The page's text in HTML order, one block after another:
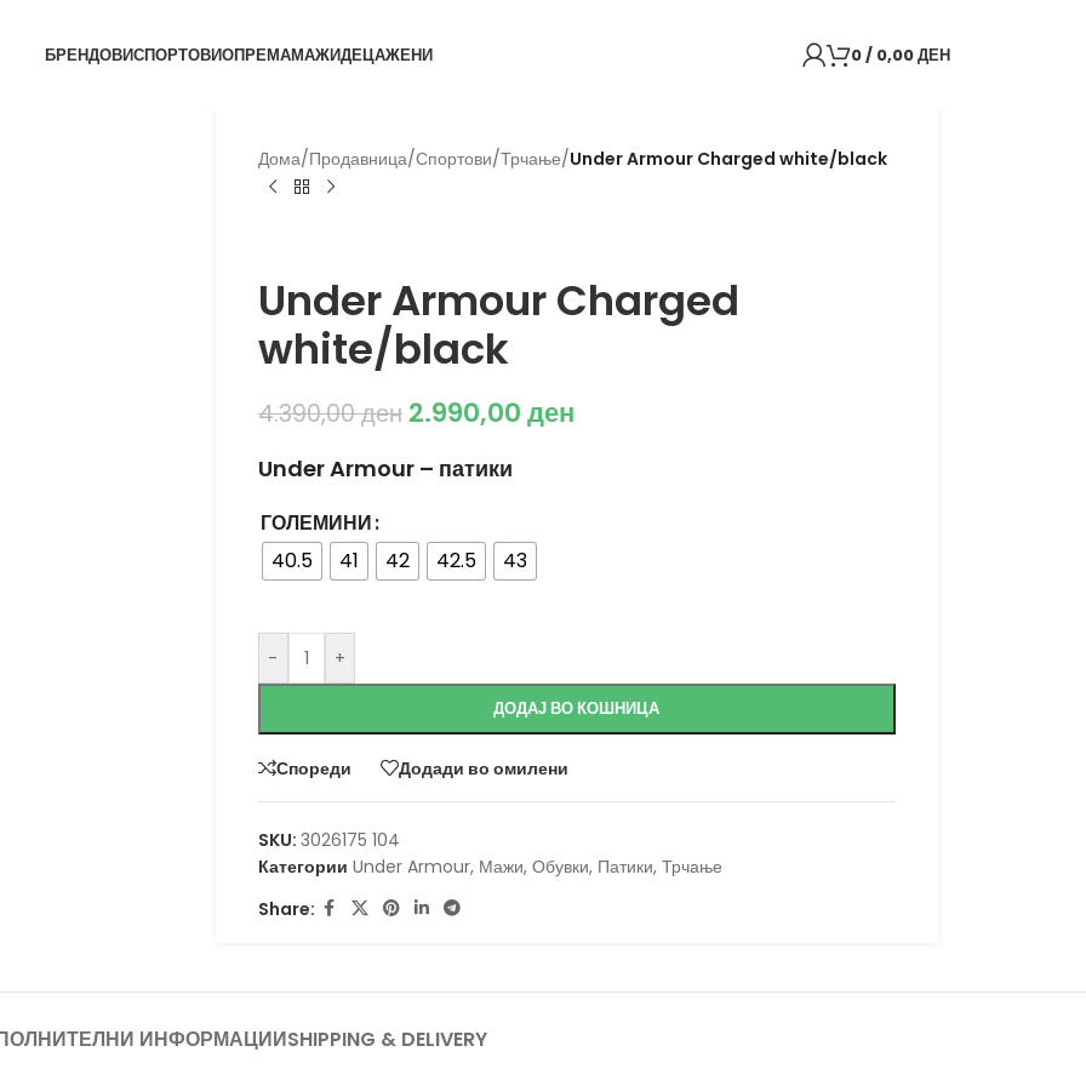
БРЕНДОВИСПОРТОВИОПРЕМАМАЖИДЕЦАЖЕНИ 0/ 0,00ДЕН
Дома/Продавница/Спортови/Трчање/Under Armour Charged white/black
Under Armour Charged
white/black
4.390,00ден 2.990,00ден
Under Armour – патики
ГОЛЕМИНИ
40.5
41 42 42.5 43
- +
ДОДАЈ ВО КОШНИЦА
Спореди Додади во омилени
SKU: 3026175 104
Категории Under Armour, Мажи, Обувки, Патики, Трчање
Share:
ИНФОРМАЦИИSHIPPING & DELIVERY